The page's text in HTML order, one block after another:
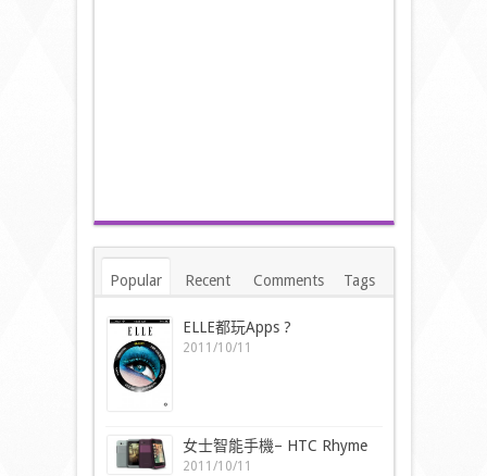
Popular Recent Comments Tags
ELLE都玩Apps ?
2011/10/11
女士智能手機– HTC Rhyme
2011/10/11